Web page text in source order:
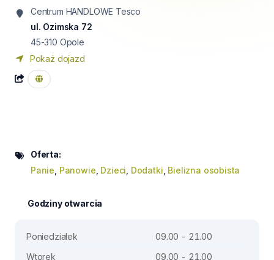
Centrum HANDLOWE Tesco
ul. Ozimska 72
45-310 Opole
Pokaż dojazd
Oferta:
Panie Panowie Dzieci Dodatki Bielizna osobista
Godziny otwarcia
Poniedziałek
09.00 - 21.00
Wtorek
09.00 - 21.00